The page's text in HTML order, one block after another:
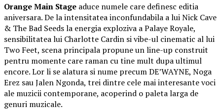
Orange Main Stage aduce numele care definesc editia
aniversara. De la intensitatea inconfundabila a lui Nick Cave
& The Bad Seeds la energia exploziva a Palaye Royale,
sensibilitatea lui Charlotte Cardin si vibe-ul cinematic al lui
Two Feet, scena principala propune un line-up construit
pentru momente care raman cu tine mult dupa ultimul
encore. Lor li se alatura si nume precum DE’WAYNE, Noga
Erez sau Jalen Ngonda, trei dintre cele mai interesante voci
ale muzicii contemporane, acoperind o paleta larga de
genuri muzicale.